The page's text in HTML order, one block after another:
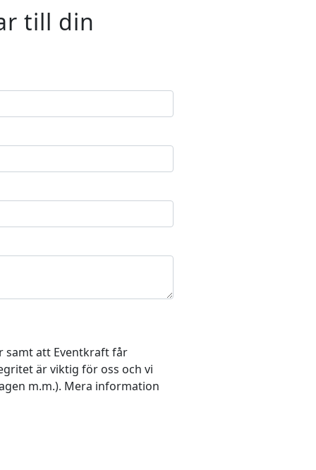
till din
samt att Eventkraft får
är viktig för oss och vi
m.m.). Mera information